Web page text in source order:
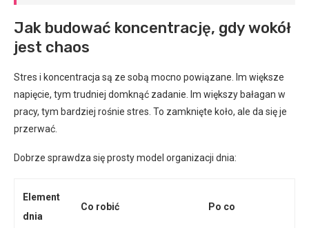
Jak budować koncentrację, gdy wokół
jest chaos
Stres i koncentracja są ze sobą mocno powiązane. Im większe
napięcie, tym trudniej domknąć zadanie. Im większy bałagan w
pracy, tym bardziej rośnie stres. To zamknięte koło, ale da się je
przerwać.
Dobrze sprawdza się prosty model organizacji dnia:
Element
dnia
Co robić Po co